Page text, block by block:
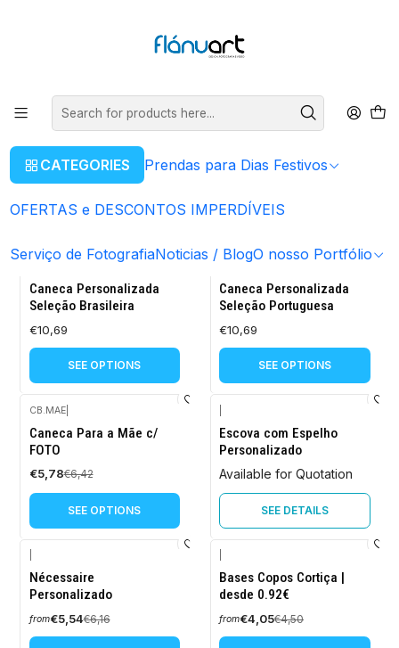
CATEGORIES Prendas para Dias Festivos
OFERTAS e DESCONTOS IMPERDÍVEIS
Serviço de FotografiaNoticias / BlogO nosso Portfólio
Prendas para Dias Festivos
Para a Mãe
Presentes personalizados para a Mãe ❤️ Ideias originais para mães
de todas as idades. Descobre todos os nossos produto para
oferecer.
FILTERS
CB.PT
Caneca Personalizada
Seleção Brasileira
€10,69
SEE OPTIONS
CB.PT|
Caneca Personalizada
Seleção Portuguesa
€10,69
SEE OPTIONS
-10%
OFF
CB.MAE|
Caneca Para a Mãe c/
FOTO
€5,78€6,42
SEE OPTIONS
Escova com Espelho
Personalizado
Available for Quotation
SEE DETAILS
-10%
OFF
Nécessaire
Personalizado
from€5,54€6,16
-10%
OFF
Bases Copos Cortiça |
desde 0.92€
from€4,05€4,50